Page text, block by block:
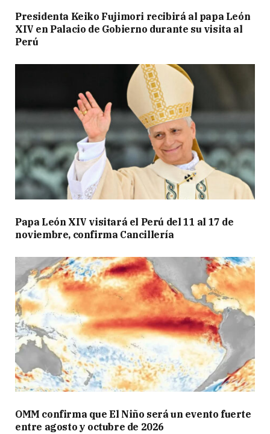
Presidenta Keiko Fujimori recibirá al papa León
XIV en Palacio de Gobierno durante su visita al
Perú
Papa León XIV visitará el Perú del 11 al 17 de
noviembre, confirma Cancillería
OMM confirma que El Niño será un evento fuerte
entre agosto y octubre de 2026